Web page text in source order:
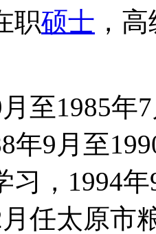
职硕士 ，
1985年7
年9月至
习，1994
月任太原市